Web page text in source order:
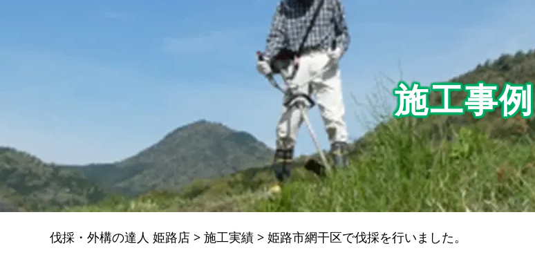
施工事例
伐採・外構の達人 姫路店 > 施工実績 > 姫路市網干区で伐採を行いました。